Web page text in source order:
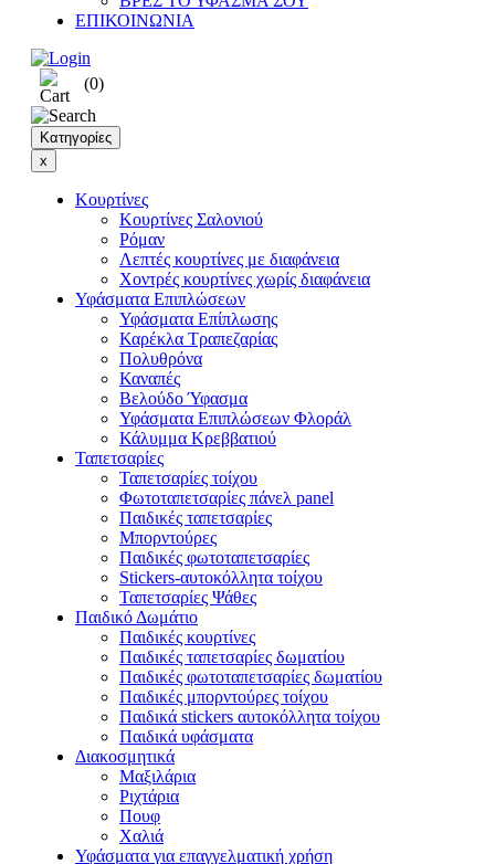
ΕΠΙΚΟΙΝΩΝΙΑ
(0)
Κατηγορίες
x
Κουρτίνες
Κουρτίνες Σαλονιού
Ρόμαν
Λεπτές κουρτίνες με διαφάνεια
Χοντρές κουρτίνες χωρίς διαφάνεια
Υφάσματα Επιπλώσεων
Υφάσματα Επίπλωσης
Καρέκλα Τραπεζαρίας
Πολυθρόνα
Καναπές
Βελούδο Ύφασμα
Υφάσματα Επιπλώσεων Φλοράλ
Κάλυμμα Κρεββατιού
Ταπετσαρίες
Ταπετσαρίες τοίχου
Φωτοταπετσαρίες πάνελ panel
Παιδικές ταπετσαρίες
Μπορντούρες
Παιδικές φωτοταπετσαρίες
Stickers-αυτοκόλλητα τοίχου
Ταπετσαρίες Ψάθες
Παιδικό Δωμάτιο
Παιδικές κουρτίνες
Παιδικές ταπετσαρίες δωματίου
Παιδικές φωτοταπετσαρίες δωματίου
Παιδικές μπορντούρες τοίχου
Παιδικά stickers αυτοκόλλητα τοίχου
Παιδικά υφάσματα
Διακοσμητικά
Μαξιλάρια
Ριχτάρια
Πουφ
Χαλιά
Υφάσματα για επαγγελματική χρήση